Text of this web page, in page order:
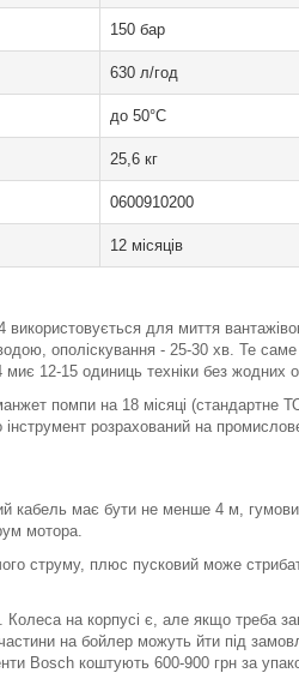
150 бар
630 л/год
до 50°C
25,6 кг
0600910200
12 місяців
для миття
ополіскування - 25-30 хв. Те
12-15 одиниць техніки без жодних
помпи на 18 місяці (стандартне
розрахований на
кабель має бути не менше 4 м,
мотора.
струму, плюс пусковий може
на корпусі є, але якщо треба
на бойлер можуть йти під
Bosch коштують 600-900 грн за